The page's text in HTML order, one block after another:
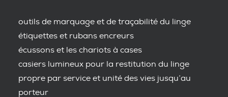
outils de marquage et de traçabilité du linge
étiquettes et rubans encreurs
écussons et les chariots à cases
casiers lumineux pour la restitution du linge
propre par service et unité des vies jusqu’au
porteur